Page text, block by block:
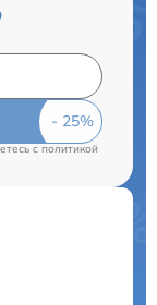
c политикой